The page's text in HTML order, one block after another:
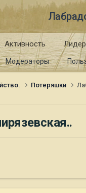
Модераторы
Активность
Потеряшки